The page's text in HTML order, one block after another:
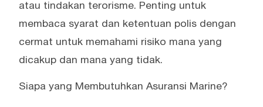
atau tindakan terorisme. Penting untuk
membaca syarat dan ketentuan polis dengan
cermat untuk memahami risiko mana yang
dicakup dan mana yang tidak.
Siapa yang Membutuhkan Asuransi Marine?